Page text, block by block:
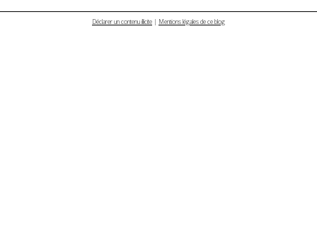
Déclarer un contenu illicite | Mentions légales de ce blog